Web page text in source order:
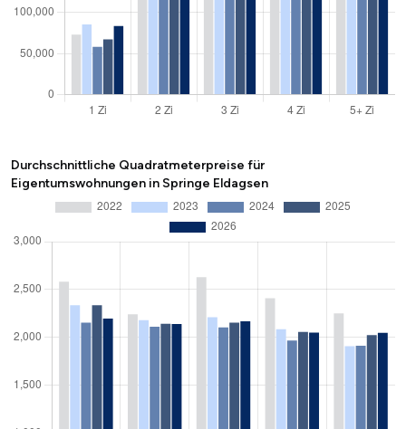
Durchschnittliche Quadratmeterpreise für
Eigentumswohnungen in Springe Eldagsen